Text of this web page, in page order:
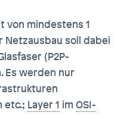
von mindestens 1
soll dabei
(P2P-
Es werden nur
etc.; Layer 1 imOSI-